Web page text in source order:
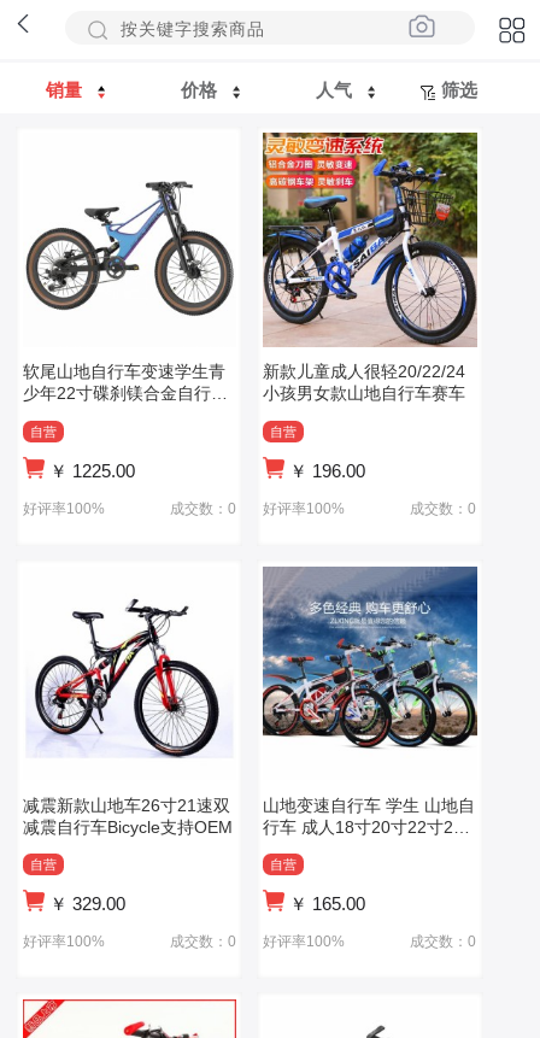
销量 价格 人气 筛选
软尾山地自行车变速学生青
少年22寸碟刹镁合金自行车
自营
￥ 1225.00
好评率100% 成交数：0
新款儿童成人很轻20/22/24
小孩男女款山地自行车赛车
自营
￥ 196.00
好评率100% 成交数：0
减震新款山地车26寸21速双
减震自行车Bicycle支持OEM
自营
￥ 329.00
好评率100% 成交数：0
山地变速自行车 学生 山地自
行车 成人18寸20寸22寸24
自营
￥ 165.00
好评率100% 成交数：0